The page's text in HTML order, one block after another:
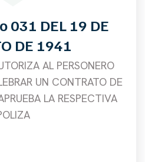
031 DEL 19 DE
DE 1941
AL PERSONERO
UN CONTRATO DE
LA RESPECTIVA